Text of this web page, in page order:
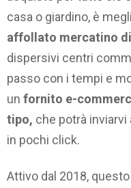
casa o giardino, è
affollato mercatino
dispersivi centri
passo con i tempi e
un fornito e-
tipo, che potrà
in pochi click.
Attivo dal 2018,